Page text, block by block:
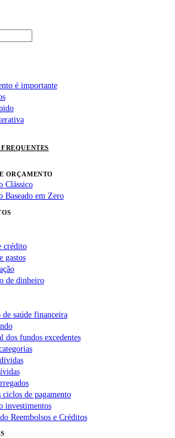
é importante
ORÇAMENTO
Clássico
Baseado em Zero
crédito
gastos
de dinheiro
de saúde financeira
dos fundos excedentes
de pagamento
investimentos
Reembolsos e Créditos